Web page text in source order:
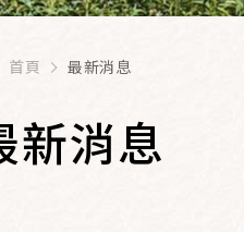
首頁 最新消息
新消息